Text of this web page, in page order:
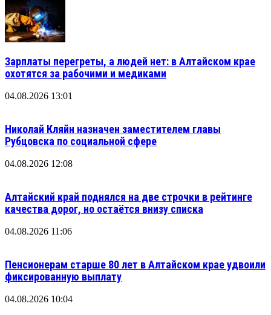
Зарплаты перегреты, а людей нет: в Алтайском крае
охотятся за рабочими и медиками
04.08.2026 13:01
Николай Кляйн назначен заместителем главы
Рубцовска по социальной сфере
04.08.2026 12:08
Алтайский край поднялся на две строчки в рейтинге
качества дорог, но остаётся внизу списка
04.08.2026 11:06
Пенсионерам старше 80 лет в Алтайском крае удвоили
фиксированную выплату
04.08.2026 10:04